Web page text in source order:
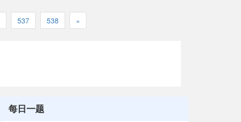
537 538 »
每日一题